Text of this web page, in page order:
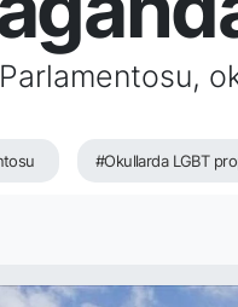
#Okullarda LGBT